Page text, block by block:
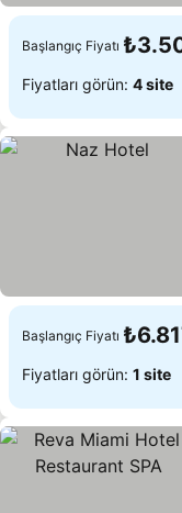
Başlangıç Fiyatı
Fiyatları görün: 4 site
Başlangıç Fiyatı
Fiyatları görün: 1 site